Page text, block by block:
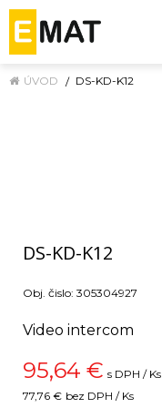
ÚVOD DS-KD-K12
DS-KD-K12
Obj. čislo: 305304927
Video intercom
95,64 € s DPH / Ks
77,76 € bez DPH / Ks